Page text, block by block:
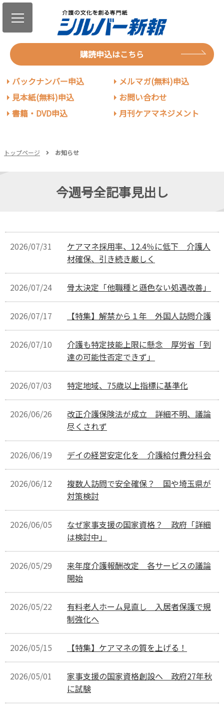
購読申込はこちら
バックナンバー申込
見本紙(無料)申込
書籍・DVD申込
メルマガ(無料)申込
お問い合わせ
月刊ケアマネジメント
トップページ お知らせ
今週号全記事見出し
2026/07/31
ケアマネ採用率、12.4％に低下 介護人
材確保、引き続き厳しく
2026/07/24 骨太決定「他職種と遜色ない処遇改善」
2026/07/17 【特集】解禁から１年 外国人訪問介護
2026/07/10
介護も特定技能上限に懸念 厚労省「到
達の可能性否定できず」
2026/07/03 特定地域、75歳以上指標に基準化
2026/06/26
改正介護保険法が成立 詳細不明、議論
尽くされず
2026/06/19 デイの経営安定化を 介護給付費分科会
2026/06/12
複数人訪問で安全確保？ 国や埼玉県が
対策検討
2026/06/05
なぜ家事支援の国家資格？ 政府「詳細
は検討中」
2026/05/29
来年度介護報酬改定 各サービスの議論
開始
2026/05/22
有料老人ホーム見直し 入居者保護で規
制強化へ
2026/05/15 【特集】ケアマネの質を上げる！
2026/05/01
家事支援の国家資格創設へ 政府27年秋
に試験